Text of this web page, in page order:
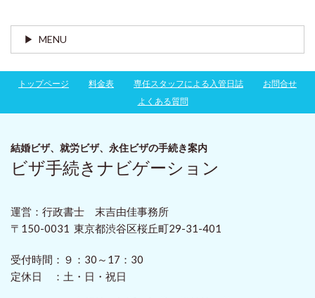
MENU
トップページ 料金表 専任スタッフによる入管日誌
お問合せ
よくある質問
結婚ビザ、就労ビザ、永住ビザの手続き案内
ビザ手続きナビゲーション
運営：行政書士 末吉由佳事務所
〒150-0031 東京都渋谷区桜丘町29-31-401
受付時間： ９：30～17：30
定休日 ： 土・日・祝日